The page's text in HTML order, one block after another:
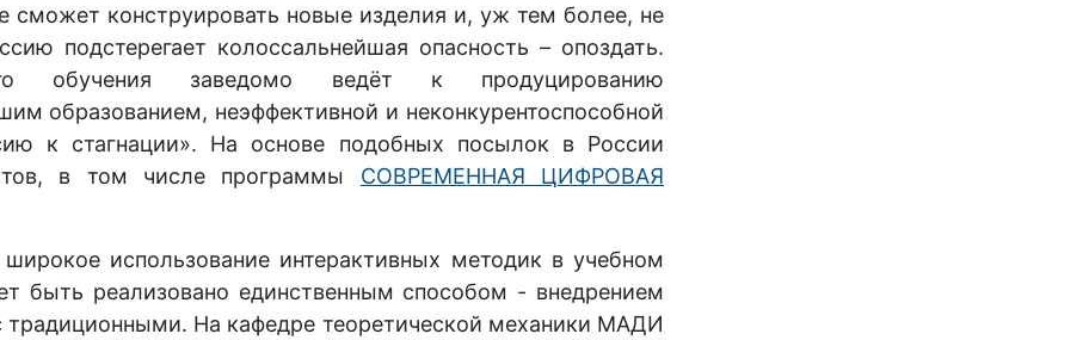
сможет конструировать новые изделия и, уж тем более, не
подстерегает колоссальнейшая опасность – опоздать.
обучения заведомо ведёт к продуцированию
образованием, неэффективной и неконкурентоспособной
к стагнации». На основе подобных посылок в России
в том числе программы СОВРЕМЕННАЯ ЦИФРОВАЯ
использование интерактивных методик в учебном
быть реализовано единственным способом - внедрением
традиционными. На кафедре теоретической механики МАДИ